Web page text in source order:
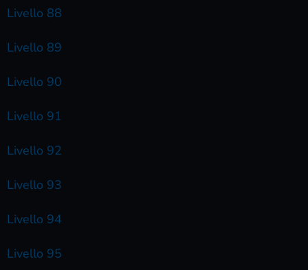
Livello 88
Livello 89
Livello 90
Livello 91
Livello 92
Livello 93
Livello 94
Livello 95